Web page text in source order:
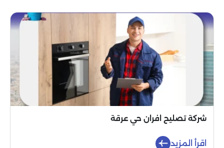
شركة تصليح افران حي عرقة
اقرأ المزيد